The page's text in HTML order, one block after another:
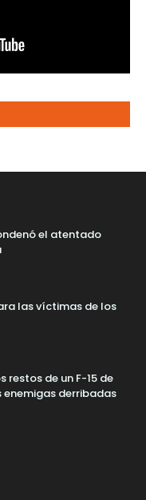
el atentado
las víctimas de los
restos de un F-15 de
enemigas derribadas